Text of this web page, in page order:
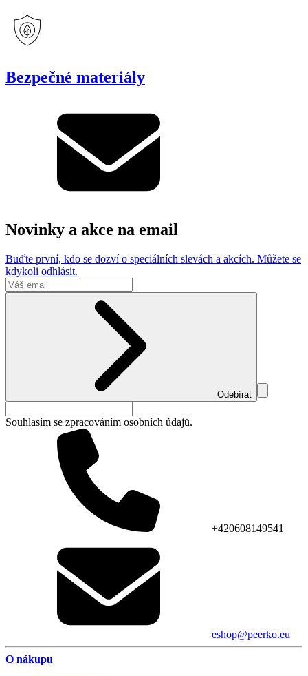
Bezpečné materiály
Novinky a akce na email
Buďte první, kdo se dozví o speciálních slevách a akcích. Můžete se
kdykoli odhlásit.
Odebírat
Souhlasím se zpracováním osobních údajů.
+420608149541
eshop@peerko.eu
O nákupu